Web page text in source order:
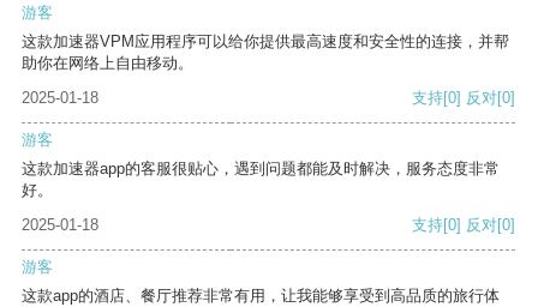
游客
这款加速器VPM应用程序可以给你提供最高速度和安全性的连接，并帮
助你在网络上自由移动。
2025-01-18
支持[0] 反对[0]
游客
这款加速器app的客服很贴心，遇到问题都能及时解决，服务态度非常
好。
2025-01-18
支持[0] 反对[0]
游客
这款app的酒店、餐厅推荐非常有用，让我能够享受到高品质的旅行体